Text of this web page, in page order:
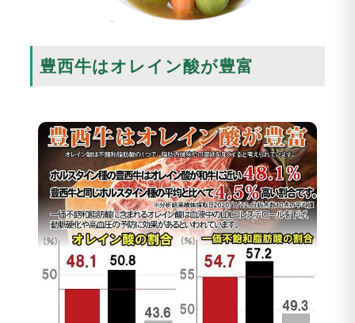
豊西牛はオレイン酸が豊富